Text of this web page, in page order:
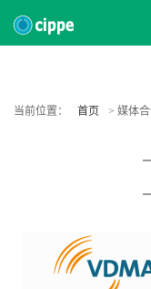
当前位置： 首页 > 媒体